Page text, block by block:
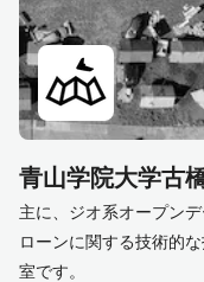
青山学院大学古
主に、ジオ系オープン
ローンに関する技術的
室です。